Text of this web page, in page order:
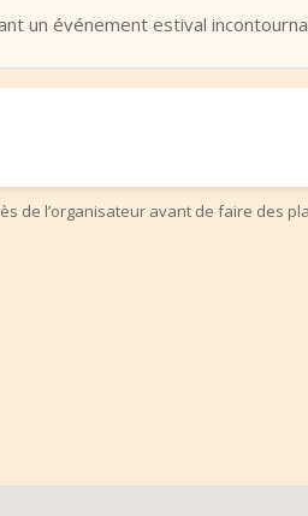
un événement estival
de l’organisateur avant de faire des